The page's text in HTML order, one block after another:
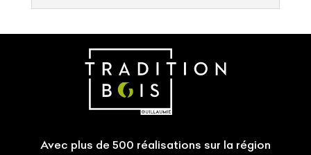
Avec plus de 500 réalisations sur la région